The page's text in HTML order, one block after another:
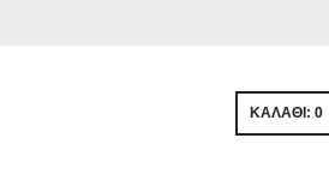
ΚΑΛΑΘΙ: 0